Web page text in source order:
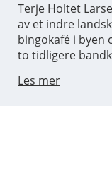
Terje Holtet
av et indre
bingokafé i byen
to tidligere
Les mer